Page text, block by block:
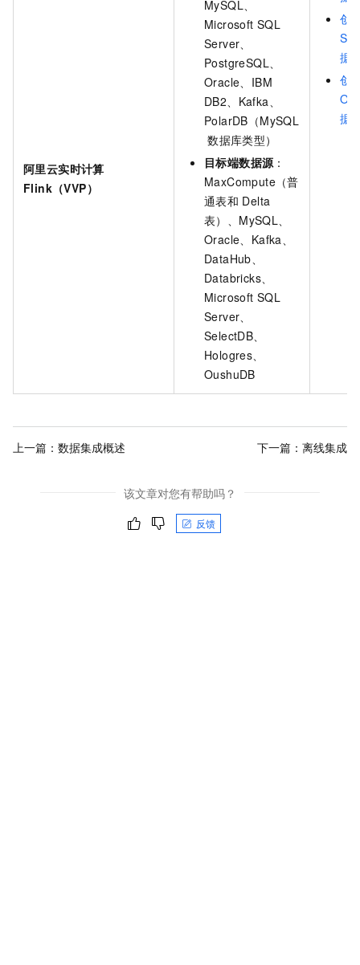
创
据
创
据
阿里云实时计算
Flink（VVP）
MySQL、
Microsoft SQL
Server、
PostgreSQL、
Oracle、IBM
DB2、Kafka、
PolarDB（MySQL
数据库类型）
目标端数据源 ：
MaxCompute（普
通表和 Delta
表）、MySQL、
Oracle、Kafka、
DataHub、
Databricks、
Microsoft SQL
Server、
SelectDB、
Hologres、
OushuDB
上一篇： 数据集成概述 下一篇： 离线集成
该文章对您有帮助吗？
反馈